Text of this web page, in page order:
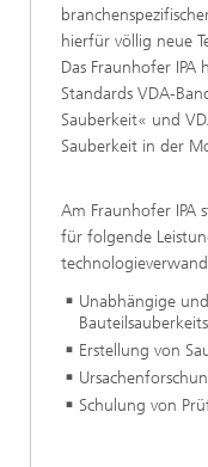
hierfür völlig neue
Das Fraunhofer
Standards VDA-
Sauberkeit« und
Sauberkeit in der
Am Fraunhofer IPA
für folgende
Unabhängige
Erstellung von
Schulung von